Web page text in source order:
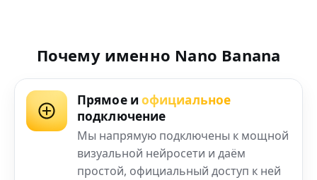
Почему именно Nano Banana
Прямое и официальное
подключение
Мы напрямую подключены к мощной
визуальной нейросети и даём
простой, официальный доступ к ней